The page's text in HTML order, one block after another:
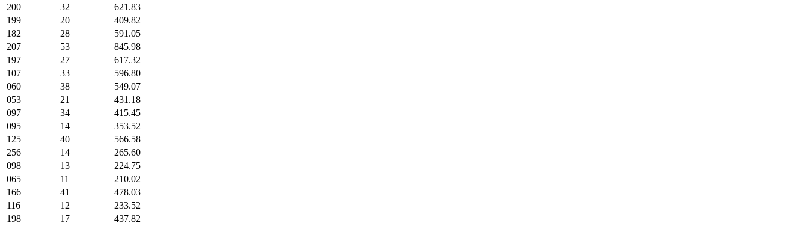
200
32
621.83
199
20
409.82
182
28
591.05
207
53
845.98
197
27
617.32
107
33
596.80
060
38
549.07
053
21
431.18
097
34
415.45
095
14
353.52
125
40
566.58
256
14
265.60
098
13
224.75
065
11
210.02
166
41
478.03
116
12
233.52
198
17
437.82